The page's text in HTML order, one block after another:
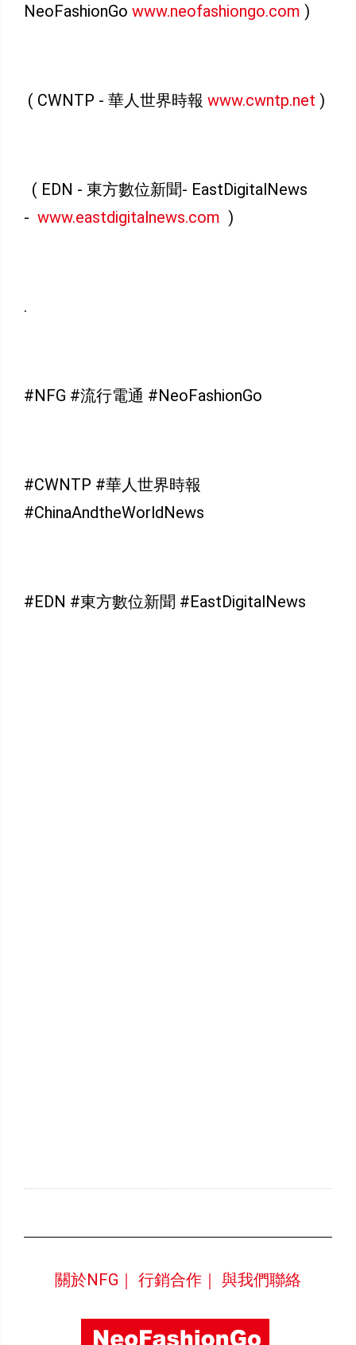
NeoFashionGo www.neofashiongo.com )
( CWNTP - 華人世界時報 www.cwntp.net )
( EDN - 東方數位新聞- EastDigitalNews
- www.eastdigitalnews.com )
.
#NFG #流行電通 #NeoFashionGo
#CWNTP #華人世界時報
#ChinaAndtheWorldNews
#EDN #東方數位新聞 #EastDigitalNews
關於NFG｜ 行銷合作｜ 與我們聯絡